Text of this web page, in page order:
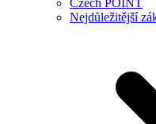
Czech POINT
Nejdůležitější